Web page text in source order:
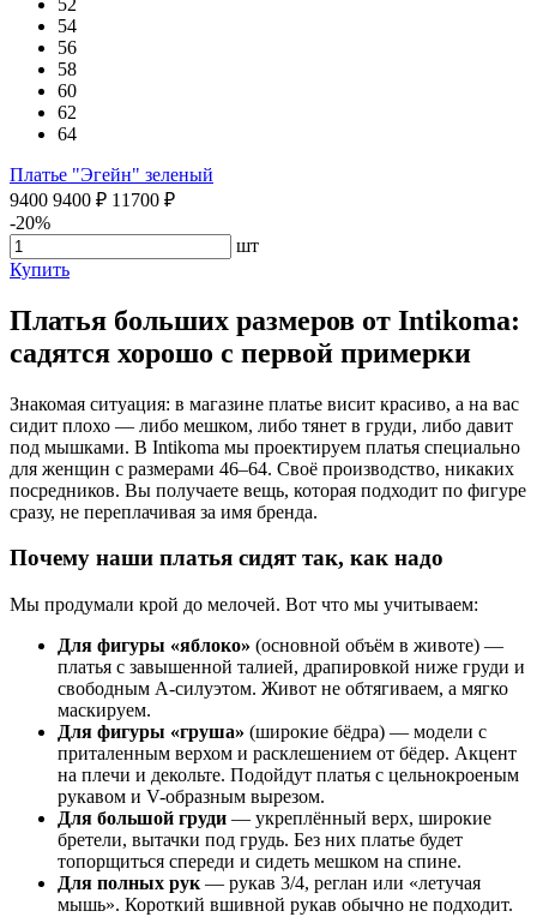
54
56
58
60
62
64
Платье "Эгейн" зеленый
9400 9400 ₽ 11700 ₽
-20%
шт
Купить
Платья больших размеров от Intikoma:
садятся хорошо с первой примерки
Знакомая ситуация: в магазине платье висит красиво, а на вас
сидит плохо — либо мешком, либо тянет в груди, либо давит
под мышками. В Intikoma мы проектируем платья специально
для женщин с размерами 46–64. Своё производство, никаких
посредников. Вы получаете вещь, которая подходит по фигуре
сразу, не переплачивая за имя бренда.
Почему наши платья сидят так, как надо
Мы продумали крой до мелочей. Вот что мы учитываем:
Для фигуры «яблоко» (основной объём в животе) —
платья с завышенной талией, драпировкой ниже груди и
свободным А-силуэтом. Живот не обтягиваем, а мягко
маскируем.
Для фигуры «груша» (широкие бёдра) — модели с
приталенным верхом и расклешением от бёдер. Акцент
на плечи и декольте. Подойдут платья с цельнокроеным
рукавом и V-образным вырезом.
Для большой груди — укреплённый верх, широкие
бретели, вытачки под грудь. Без них платье будет
топорщиться спереди и сидеть мешком на спине.
Для полных рук — рукав 3/4, реглан или «летучая
мышь». Короткий вшивной рукав обычно не подходит.